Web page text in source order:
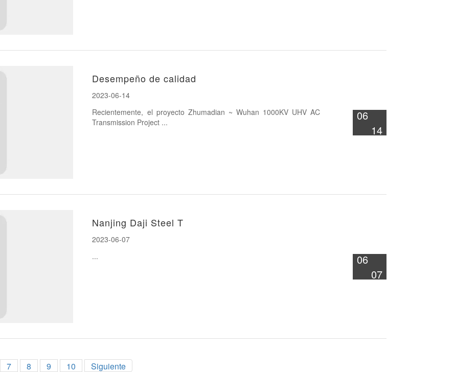
Desempeño de calidad
2023-06-14
Recientemente, el proyecto Zhumadian ~ Wuhan 1000KV UHV AC
Transmission Project ...
06
14
Nanjing Daji Steel T
2023-06-07
...
06
07
7 8 9 10 Siguiente